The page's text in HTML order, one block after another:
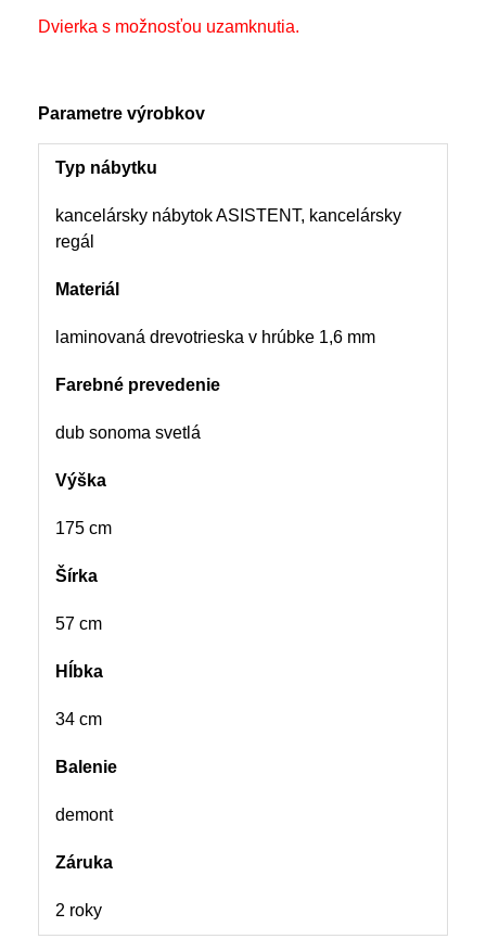
Dvierka s možnosťou uzamknutia.
Parametre výrobkov
Typ nábytku
kancelársky nábytok ASISTENT, kancelársky
regál
Materiál
laminovaná drevotrieska v hrúbke 1,6 mm
Farebné prevedenie
dub sonoma svetlá
Výška
175 cm
Šírka
57 cm
Hĺbka
34 cm
Balenie
demont
Záruka
2 roky